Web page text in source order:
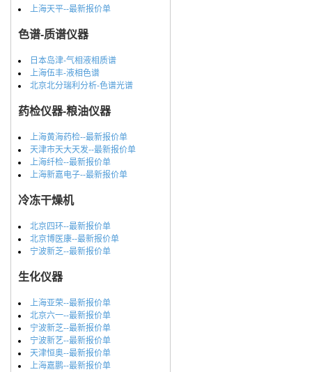
上海天平--最新报价单
色谱-质谱仪器
日本岛津-气相液相质谱
上海伍丰-液相色谱
北京北分瑞利分析-色谱光谱
药检仪器-粮油仪器
上海黄海药检--最新报价单
天津市天大天发--最新报价单
上海纤检--最新报价单
上海新嘉电子--最新报价单
冷冻干燥机
北京四环--最新报价单
北京博医康--最新报价单
宁波新芝--最新报价单
生化仪器
上海亚荣--最新报价单
北京六一--最新报价单
宁波新芝--最新报价单
宁波新艺--最新报价单
天津恒奥--最新报价单
上海嘉鹏--最新报价单